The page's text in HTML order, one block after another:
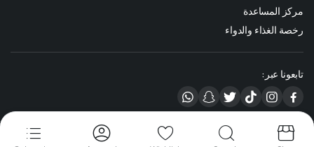
مركز المساعدة
رخصة الغذاء والدواء
تابعونا عبر:
حقوق الطبع والنشر 2025 © متجر شاش الإلكتروني. جميع الحقوق محفوظة.